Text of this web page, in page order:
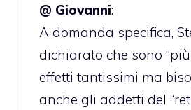
@ Giovanni:
A domanda specifica,
dichiarato che sono “più
effetti tantissimi ma
anche gli addetti del